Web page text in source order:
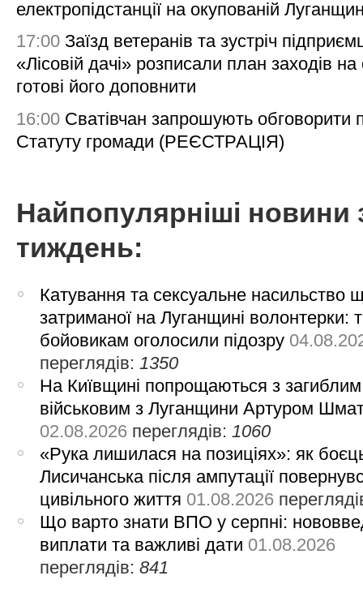
електропідстанції на окупованій
17:00 Заїзд ветеранів та зустріч
«Лісовій дачі» розписали план заходів на
готові його доповнити
16:00 Сватівчан запрошують обговорити
Статуту громади (РЕЄСТРАЦІЯ)
Найпопулярніші новини
тиждень:
Катування та сексуальне насильство
затриманої на Луганщині волонтерки:
бойовикам оголосили підозру
переглядів: 1350
На Київщині попрощаються з загиблим
військовим з Луганщини Артуром
02.08.2026 переглядів: 1060
«Рука лишилася на позиціях»: як
Лисичанська після ампутації
цивільного життя 01.08.2026
Що варто знати ВПО у серпні:
виплати та важливі дати 01.08.2026
переглядів:841